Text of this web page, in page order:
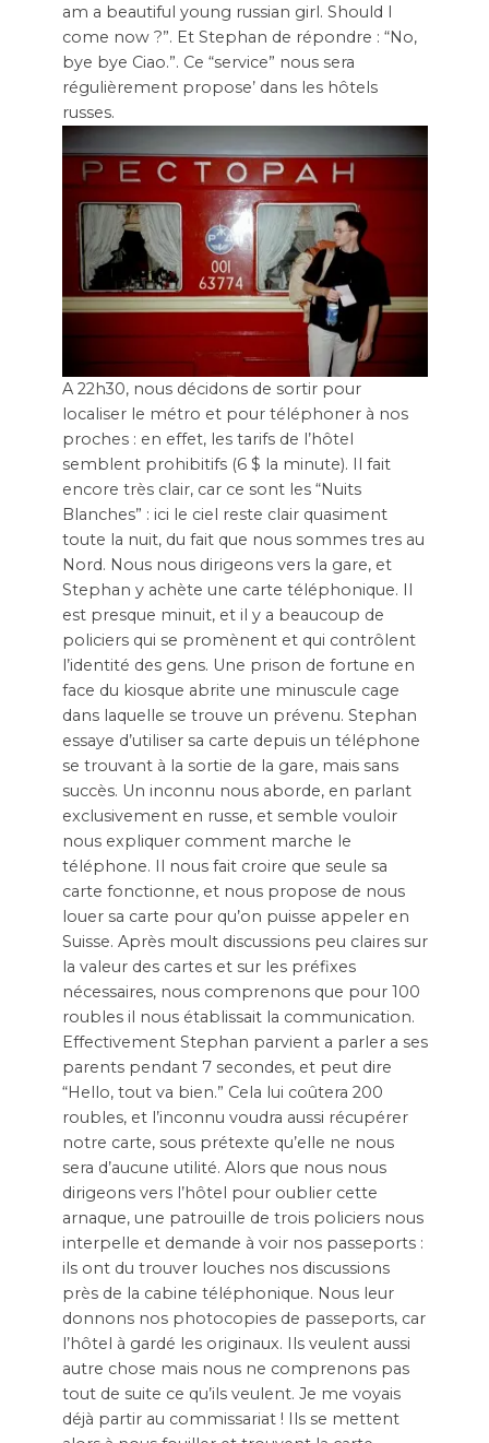
am a beautiful young russian girl. Should I
come now ?”. Et Stephan de répondre : “No,
bye bye Ciao.”. Ce “service” nous sera
régulièrement propose’ dans les hôtels
russes.
A 22h30, nous décidons de sortir pour
localiser le métro et pour téléphoner à nos
proches : en effet, les tarifs de l’hôtel
semblent prohibitifs (6 $ la minute). Il fait
encore très clair, car ce sont les “Nuits
Blanches” : ici le ciel reste clair quasiment
toute la nuit, du fait que nous sommes tres au
Nord. Nous nous dirigeons vers la gare, et
Stephan y achète une carte téléphonique. Il
est presque minuit, et il y a beaucoup de
policiers qui se promènent et qui contrôlent
l’identité des gens. Une prison de fortune en
face du kiosque abrite une minuscule cage
dans laquelle se trouve un prévenu. Stephan
essaye d’utiliser sa carte depuis un téléphone
se trouvant à la sortie de la gare, mais sans
succès. Un inconnu nous aborde, en parlant
exclusivement en russe, et semble vouloir
nous expliquer comment marche le
téléphone. Il nous fait croire que seule sa
carte fonctionne, et nous propose de nous
louer sa carte pour qu’on puisse appeler en
Suisse. Après moult discussions peu claires sur
la valeur des cartes et sur les préfixes
nécessaires, nous comprenons que pour 100
roubles il nous établissait la communication.
Effectivement Stephan parvient a parler a ses
parents pendant 7 secondes, et peut dire
“Hello, tout va bien.” Cela lui coûtera 200
roubles, et l’inconnu voudra aussi récupérer
notre carte, sous prétexte qu’elle ne nous
sera d’aucune utilité. Alors que nous nous
dirigeons vers l’hôtel pour oublier cette
arnaque, une patrouille de trois policiers nous
interpelle et demande à voir nos passeports :
ils ont du trouver louches nos discussions
près de la cabine téléphonique. Nous leur
donnons nos photocopies de passeports, car
l’hôtel à gardé les originaux. Ils veulent aussi
autre chose mais nous ne comprenons pas
tout de suite ce qu’ils veulent. Je me voyais
déjà partir au commissariat ! Ils se mettent